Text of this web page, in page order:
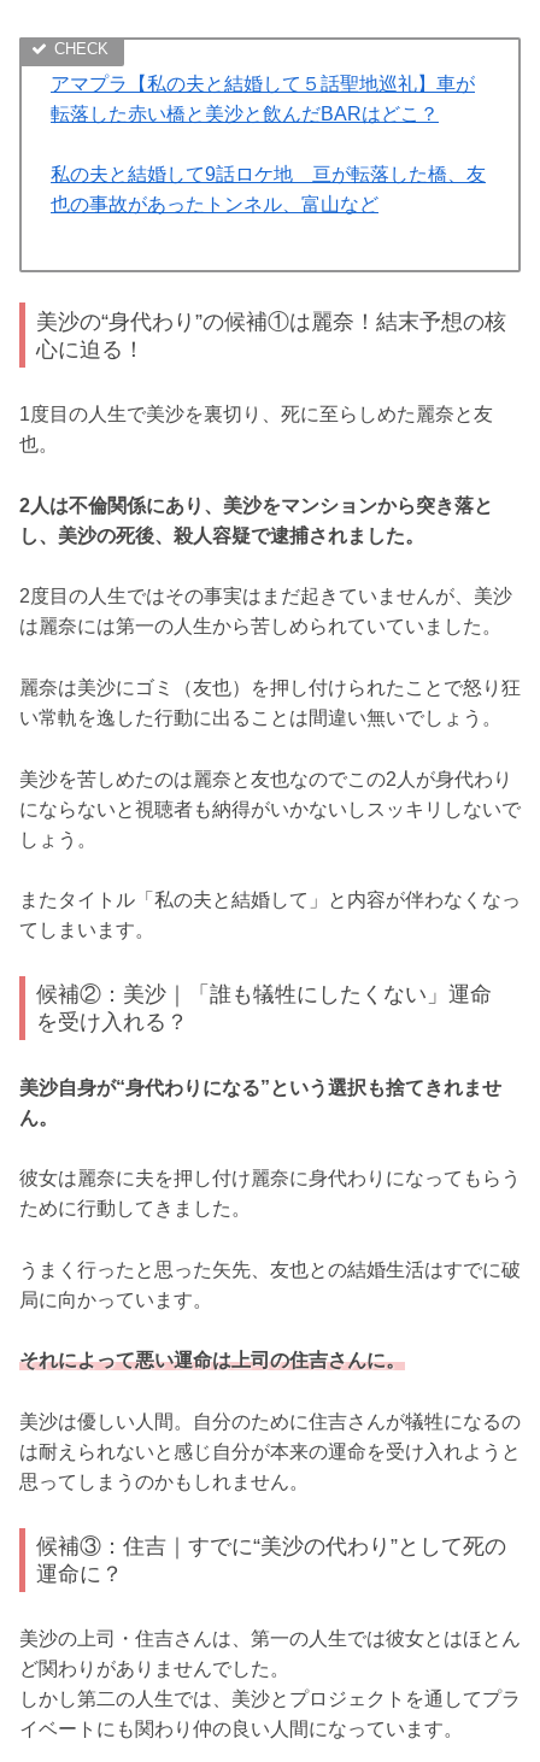
アマプラ【私の夫と結婚して５話聖地巡礼】車が
転落した赤い橋と美沙と飲んだBARはどこ？
私の夫と結婚して9話ロケ地 亘が転落した橋、友
也の事故があったトンネル、富山など
美沙の“身代わり”の候補①は麗奈！結末予想の核
心に迫る！
1度目の人生で美沙を裏切り、死に至らしめた麗奈と友
也。
2人は不倫関係にあり、美沙をマンションから突き落と
し、美沙の死後、殺人容疑で逮捕されました。
2度目の人生ではその事実はまだ起きていませんが、美沙
は麗奈には第一の人生から苦しめられていていました。
麗奈は美沙にゴミ（友也）を押し付けられたことで怒り狂
い常軌を逸した行動に出ることは間違い無いでしょう。
美沙を苦しめたのは麗奈と友也なのでこの2人が身代わり
にならないと視聴者も納得がいかないしスッキリしないで
しょう。
またタイトル「私の夫と結婚して」と内容が伴わなくなっ
てしまいます。
候補②：美沙｜「誰も犠牲にしたくない」運命
を受け入れる？
美沙自身が“身代わりになる”という選択も捨てきれませ
ん。
彼女は麗奈に夫を押し付け麗奈に身代わりになってもらう
ために行動してきました。
うまく行ったと思った矢先、友也との結婚生活はすでに破
局に向かっています。
それによって悪い運命は上司の住吉さんに。
美沙は優しい人間。自分のために住吉さんが犠牲になるの
は耐えられないと感じ自分が本来の運命を受け入れようと
思ってしまうのかもしれません。
候補③：住吉｜すでに“美沙の代わり”として死の
運命に？
美沙の上司・住吉さんは、第一の人生では彼女とはほとん
ど関わりがありませんでした。
しかし第二の人生では、美沙とプロジェクトを通してプラ
イベートにも関わり仲の良い人間になっています。